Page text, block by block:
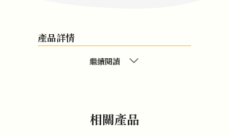
產品詳情
繼續閱讀
相關產品